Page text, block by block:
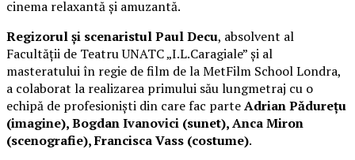
cinema relaxantă și amuzantă.
Regizorul și scenaristul Paul Decu, absolvent al
Facultății de Teatru UNATC „I.L.Caragiale” și al
masteratului în regie de film de la MetFilm School Londra,
a colaborat la realizarea primului său lungmetraj cu o
echipă de profesioniști din care fac parteAdrian Pădurețu
(imagine), Bogdan Ivanovici (sunet), Anca Miron
(scenografie), Francisca Vass (costume).